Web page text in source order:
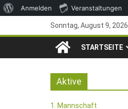
Über
Anmelden Veranstaltungen
Inhalt
Sonntag, August 9, 2026
TSG
1846
e.V.
STARTSEITE
Aktive
1. Mannschaft